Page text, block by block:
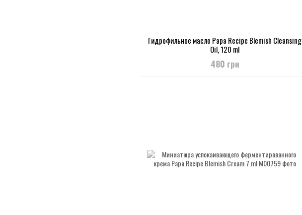
Гидрофильное масло Papa Recipe Blemish Cleansing
Oil, 120 ml
480 грн